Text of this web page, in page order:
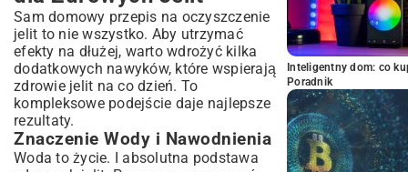
Sam domowy przepis na oczyszczenie
jelit to nie wszystko. Aby utrzymać
efekty na dłużej, warto wdrożyć kilka
dodatkowych nawyków, które wspierają
zdrowie jelit na co dzień. To
kompleksowe podejście daje najlepsze
rezultaty.
Znaczenie Wody i Nawodnienia
Woda to życie. I absolutna podstawa
Inteligentny dom: co
Poradnik